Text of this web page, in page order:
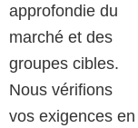
approfondie du
marché et des
groupes cibles.
Nous vérifions
vos exigences en